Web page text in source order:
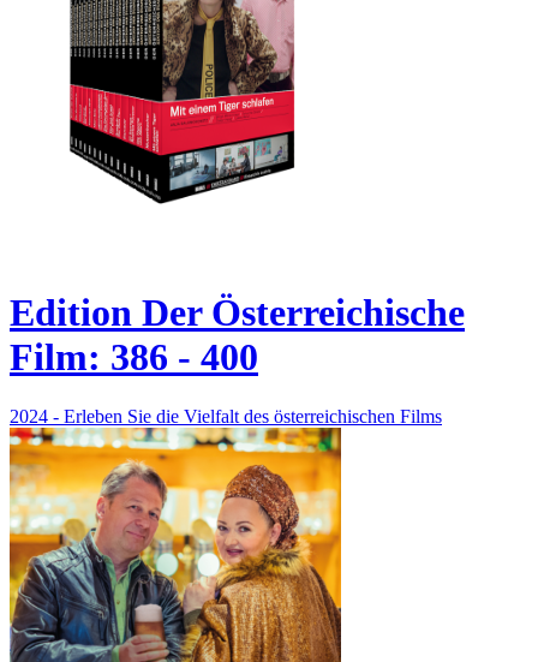
Edition Der Österreichische
Film: 386 - 400
2024 - Erleben Sie die Vielfalt des österreichischen Films